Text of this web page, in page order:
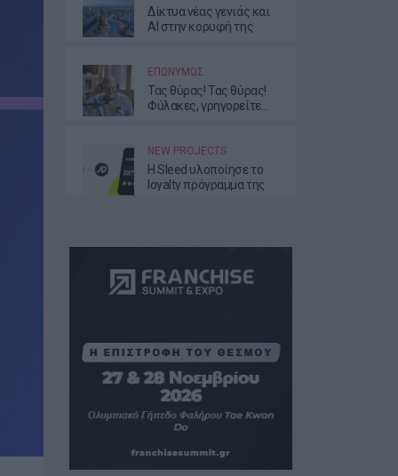
Δίκτυα νέας γενιάς και
AI στην κορυφή της
ΕΠΩΝΎΜΩΣ…
Τας θύρας! Τας θύρας!
Φύλακες, γρηγορείτε…
NEW PROJECTS
Η Sleed υλοποίησε το
loyalty πρόγραμμα της